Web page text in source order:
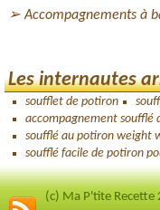
Accompagnements à
Les internautes
soufflet de potiron
accompagnement soufflé
soufflé au potiron weight
soufflé facile de potiron
(c) Ma P'tite Recette